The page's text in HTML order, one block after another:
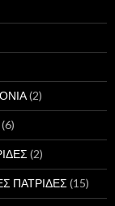
(2)
(6)
(2)
ΠΑΤΡΙΔΕΣ(15)